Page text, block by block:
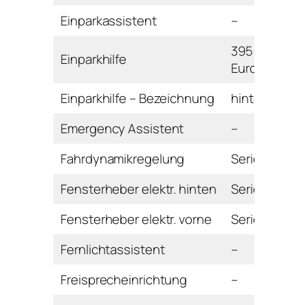
Einparkassistent –
Einparkhilfe
395
Euro
Einparkhilfe – Bezeichnung
hinten
Emergency Assistent
–
Fahrdynamikregelung
Serie
Fensterheber elektr. hinten
Serie
Fensterheber elektr. vorne
Serie
Fernlichtassistent
–
Freisprecheinrichtung
–